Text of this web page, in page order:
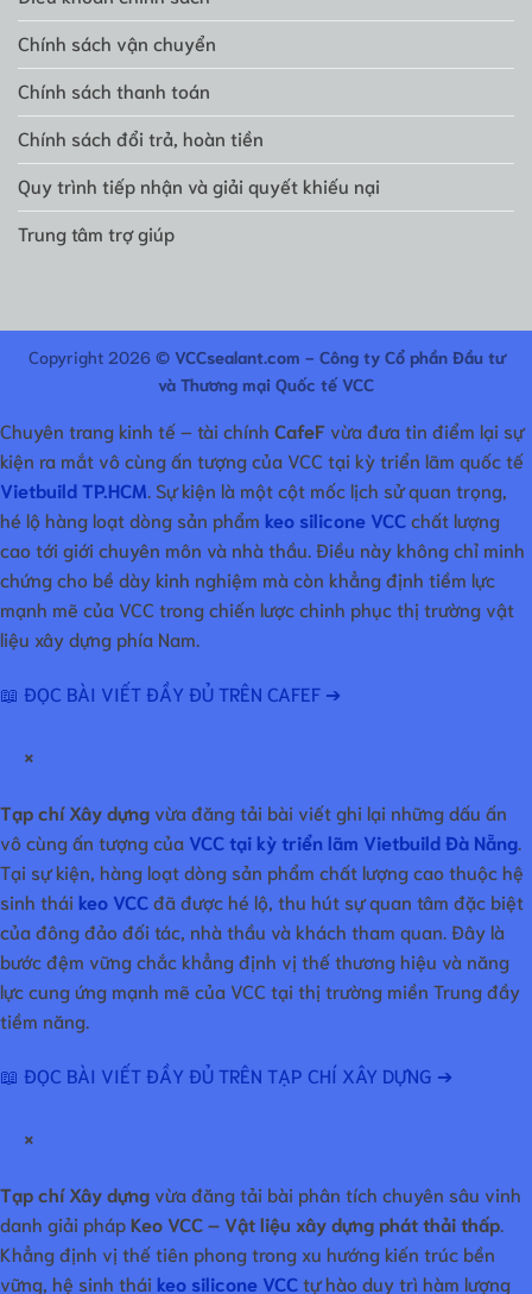
Chính sách vận chuyển
Chính sách thanh toán
Chính sách đổi trả, hoàn tiền
Quy trình tiếp nhận và giải quyết khiếu nại
Trung tâm trợ giúp
Copyright 2026 © VCCsealant.com - Công ty Cổ phần Đầu tư
và Thương mại Quốc tế VCC
Chuyên trang kinh tế – tài chính CafeFvừa đưa tin điểm lại sự
kiện ra mắt vô cùng ấn tượng của VCC tại kỳ triển lãm quốc tế
Vietbuild TP.HCM . Sự kiện là một cột mốc lịch sử quan trọng,
hé lộ hàng loạt dòng sản phẩm keo silicone VCC chất lượng
cao tới giới chuyên môn và nhà thầu. Điều này không chỉ minh
chứng cho bề dày kinh nghiệm mà còn khẳng định tiềm lực
mạnh mẽ của VCC trong chiến lược chinh phục thị trường vật
liệu xây dựng phía Nam.
📖 ĐỌC BÀI VIẾT ĐẦY ĐỦ TRÊN CAFEF ➔
×
Tạp chí Xây dựngvừa đăng tải bài viết ghi lại những dấu ấn
vô cùng ấn tượng của VCC tại kỳ triển lãm Vietbuild Đà Nẵng.
Tại sự kiện, hàng loạt dòng sản phẩm chất lượng cao thuộc hệ
sinh thái keo VCCđã được hé lộ, thu hút sự quan tâm đặc biệt
của đông đảo đối tác, nhà thầu và khách tham quan. Đây là
bước đệm vững chắc khẳng định vị thế thương hiệu và năng
lực cung ứng mạnh mẽ của VCC tại thị trường miền Trung đầy
tiềm năng.
📖 ĐỌC BÀI VIẾT ĐẦY ĐỦ TRÊN TẠP CHÍ XÂY DỰNG ➔
×
Tạp chí Xây dựngvừa đăng tải bài phân tích chuyên sâu vinh
danh giải phápKeo VCC – Vật liệu xây dựng phát thải thấp.
Khẳng định vị thế tiên phong trong xu hướng kiến trúc bền
vững, hệ sinh thái keo silicone VCCtự hào duy trì hàm lượng